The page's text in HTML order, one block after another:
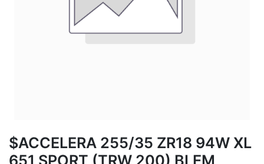
$ACCELERA 255/35 ZR18 94W XL
651 SPORT (TRW 200) BLEM